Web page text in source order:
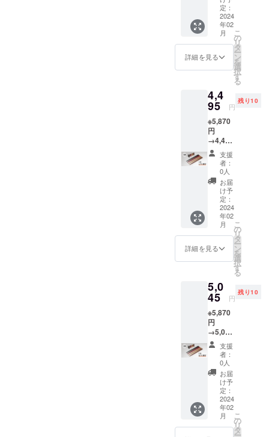
動。ベスト
プロダクト
デザインス
パン、IFデザ
ドデザイン
など受賞多
数。hint（品
人）として
販路開拓の
マネージメ
ントや自社
ブランドの
販売など現
在も東京を
拠点に国内
外にデザイ
ンと商品を
提供してい
※通常価
格5500
円 (税
込)の
35％off
+送料
370円
(税込) ※
（黒）
、漆
（赤）
、さく
ら、
ウォル
ナット
の４色
からお
選びい
ただけ
ます。
※プロ
ジェク
ト終了
後、リ
ターン
次発送
を予定
してお
りま
す。 ※
ご注文
状況、
使用部
材の供
給状
況、製
造工程
上の都
合等に
より出
荷時期
定：
2024
年02
月
詳細を見る
こ
の
リ
タ
ー
ン
を
選
択
す
る
4,4
95 円
残り10
※5,870
円
→4,495
円 ※完
成した
製品
×1（個
箱入）
※通常価
格5500
円 (税
込)の
25％off
+送料
370円
(税込) ※
（黒）
、漆
（赤）
、さく
ら、
ウォル
ナット
の４色
からお
選びい
ただけ
ます。
※プロ
ジェク
ト終了
後、リ
支援
者：
0人
お届
け予
定：
2024
年02
月
詳細を見る
こ
の
リ
タ
ー
ン
を
選
択
す
る
5,0
45 円
残り10
※5,870
円
→5,045
円 ※完
成した
製品
×1（個
箱入）
※通常価
格5500
円 (税
込)の
15％off
支援
者：
0人
お届
け予
定：
2024
年02
月
こ
の
リ
タ